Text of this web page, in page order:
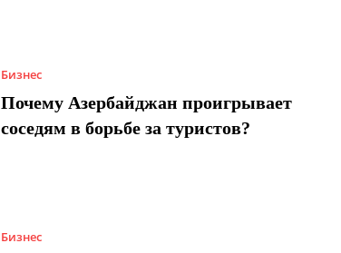
Бизнес
Почему Азербайджан проигрывает
соседям в борьбе за туристов?
Бизнес